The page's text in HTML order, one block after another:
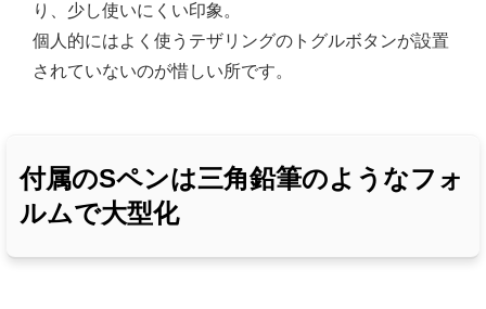
り、少し使いにくい印象。
個人的にはよく使うテザリングのトグルボタンが設置
されていないのが惜しい所です。
付属のSペンは三角鉛筆のようなフォ
ルムで大型化